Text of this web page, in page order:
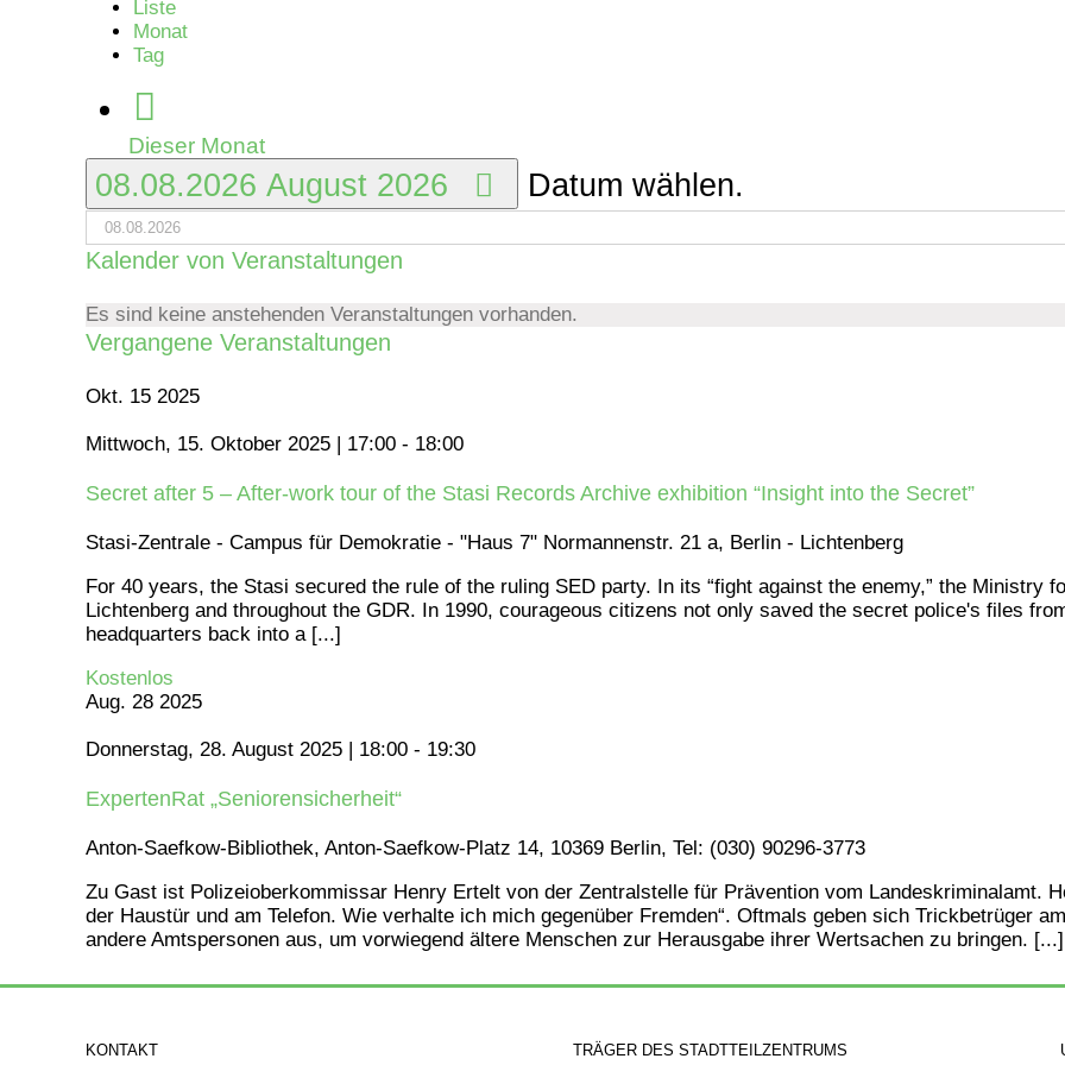
Liste
Monat
Tag
Dieser Monat
08.08.2026 August 2026 Datum wählen.
Kalender von Veranstaltungen
Es sind keine anstehenden Veranstaltungen vorhanden.
Vergangene Veranstaltungen
Okt. 15 2025
Mittwoch, 15. Oktober 2025 | 17:00 - 18:00
Secret after 5 – After-work tour of the Stasi Records Archive exhibition “Insight into the Secret”
Stasi-Zentrale - Campus für Demokratie - "Haus 7" Normannenstr. 21 a, Berlin - Lichtenberg
For 40 years, the Stasi secured the rule of the ruling SED party. In its “fight against the enemy,” the Ministry
Lichtenberg and throughout the GDR. In 1990, courageous citizens not only saved the secret police's files
headquarters back into a [...]
Kostenlos
Aug. 28 2025
Donnerstag, 28. August 2025 | 18:00 - 19:30
ExpertenRat „Seniorensicherheit“
Anton-Saefkow-Bibliothek, Anton-Saefkow-Platz 14, 10369 Berlin, Tel: (030) 90296-3773
Zu Gast ist Polizeioberkommissar Henry Ertelt von der Zentralstelle für Prävention vom Landeskriminalamt.
der Haustür und am Telefon. Wie verhalte ich mich gegenüber Fremden“. Oftmals geben sich Trickbetrüger
andere Amtspersonen aus, um vorwiegend ältere Menschen zur Herausgabe ihrer Wertsachen zu bringen. [...]
KONTAKT TRÄGER DES STADTTEILZENTRUMS